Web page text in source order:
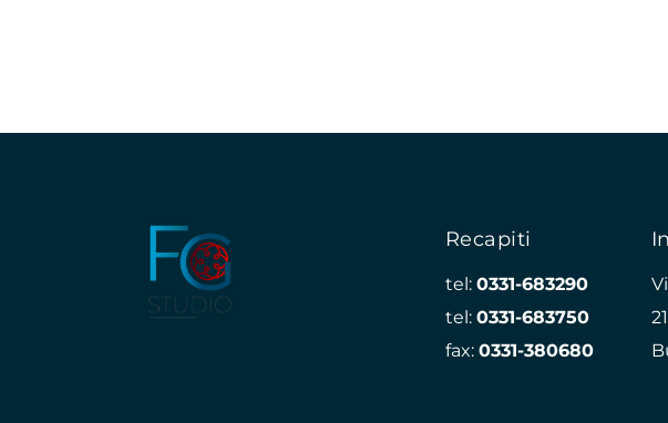
Recapiti
tel: 0331-683290
tel: 0331-683750
fax: 0331-380680